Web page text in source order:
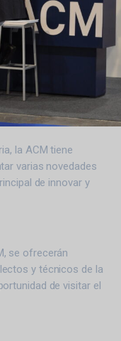
la ACM tiene
varias novedades
de innovar y
se ofrecerán
y técnicos de la
de visitar el